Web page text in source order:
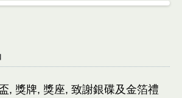
, 獎牌, 獎座, 致謝銀碟及金箔禮